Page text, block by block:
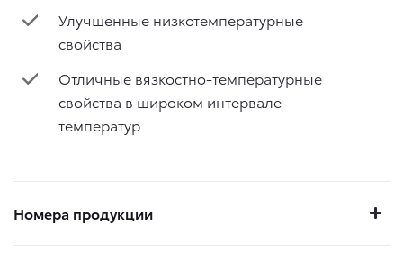
Улучшенные низкотемпературные
свойства
Отличные вязкостно-температурные
свойства в широком интервале
температур
Номера продукции